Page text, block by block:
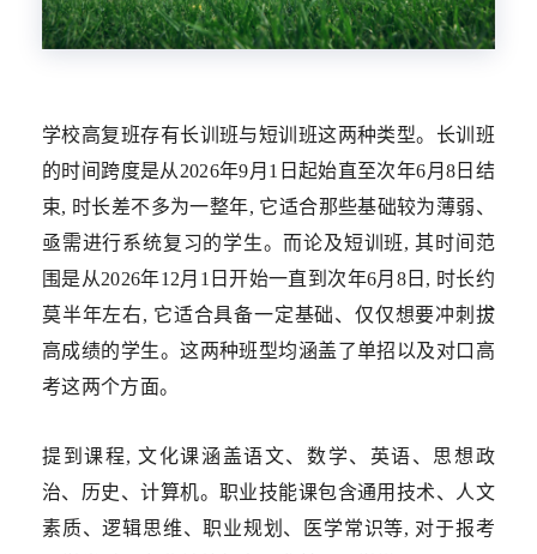
学校高复班存有长训班与短训班这两种类型。长训班
的时间跨度是从2026年9月1日起始直至次年6月8日结
束, 时长差不多为一整年, 它适合那些基础较为薄弱、
亟需进行系统复习的学生。而论及短训班, 其时间范
围是从2026年12月1日开始一直到次年6月8日, 时长约
莫半年左右, 它适合具备一定基础、仅仅想要冲刺拔
高成绩的学生。这两种班型均涵盖了单招以及对口高
考这两个方面。
提到课程, 文化课涵盖语文、数学、英语、思想政
治、历史、计算机。职业技能课包含通用技术、人文
素质、逻辑思维、职业规划、医学常识等, 对于报考